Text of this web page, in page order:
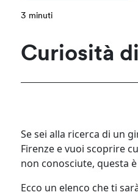
3 minuti
Curiosità
Se sei alla ricerca di un
Firenze e vuoi scoprire
non conosciute, questa
Ecco un elenco che ti